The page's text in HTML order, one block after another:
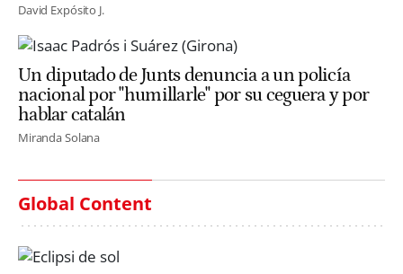
David Expósito J.
Un diputado de Junts denuncia a un policía
nacional por "humillarle" por su ceguera y por
hablar catalán
Miranda Solana
Global Content